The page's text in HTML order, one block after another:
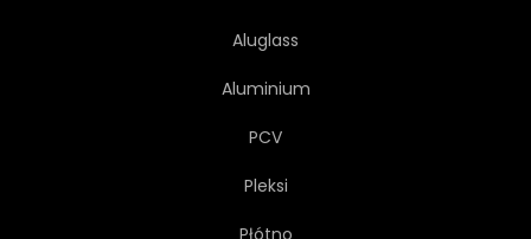
KRAJOBRAZ
WESOŁY
Aluglass
Aluminium
PCV
Pleksi
Płótno